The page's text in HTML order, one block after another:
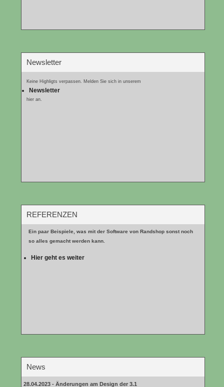
Newsletter
Keine Highligts verpassen. Melden Sie sich in unserem
Newsletter
hier an.
REFERENZEN
Ein paar Beispiele, was mit der Software von Randshop sonst noch
so alles gemacht werden kann.
Hier geht es weiter
News
28.04.2023 -Änderungen am Design der 3.1